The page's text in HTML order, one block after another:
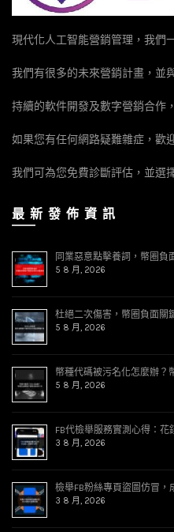
現代化人工智能營銷管理，我們
我們有很多的未來營銷計畫，並
持續的軟件開發及數字營銷合作
如果您有任何網路疑難雜症，歡
我們可為您免費診斷評估，並選
最 新 發 佈 資 訊
同業惡意點擊養詞，幣圈負
5 8 月, 2026
杜絕二次傷害，幣圈負面關
5 8 月, 2026
幣種代碼被污名化怎麼辦？
5 8 月, 2026
FB代檢舉服務實測心得：花
3 8 月, 2026
檢舉FB粉絲專頁盜圖仿冒，
3 8 月, 2026